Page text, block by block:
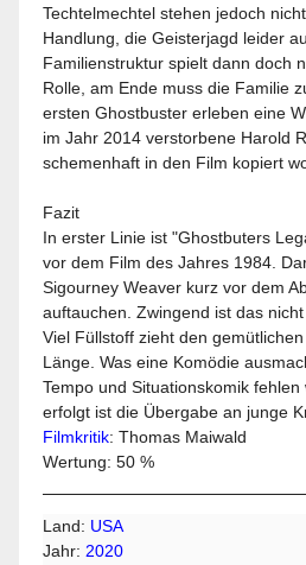
Techtelmechtel stehen jedoch
Handlung, die Geisterjagd leider
Familienstruktur spielt dann doch
Rolle, am Ende muss die Familie
ersten Ghostbuster erleben eine
im Jahr 2014 verstorbene Harold
schemenhaft in den Film kopiert
Fazit
In erster Linie ist "Ghostbuters
vor dem Film des Jahres 1984.
Sigourney Weaver kurz vor dem
auftauchen. Zwingend ist das
Viel Füllstoff zieht den
Länge. Was eine Komödie
Tempo und Situationskomik
erfolgt ist die Übergabe an junge
Filmkritik: Thomas Maiwald
Wertung: 50 %
Land: USA
Jahr: 2020